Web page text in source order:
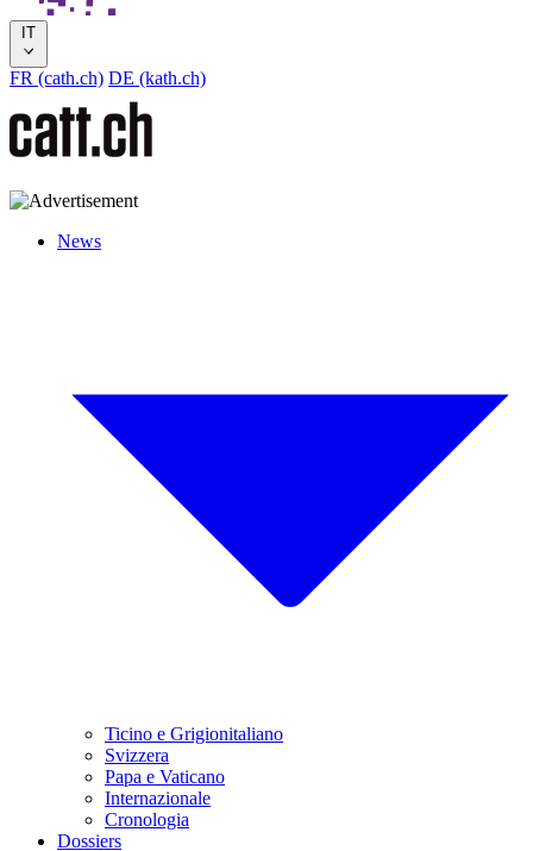
IT
FR (cath.ch) DE (kath.ch)
News
Ticino e Grigionitaliano
Svizzera
Papa e Vaticano
Internazionale
Cronologia
Dossiers